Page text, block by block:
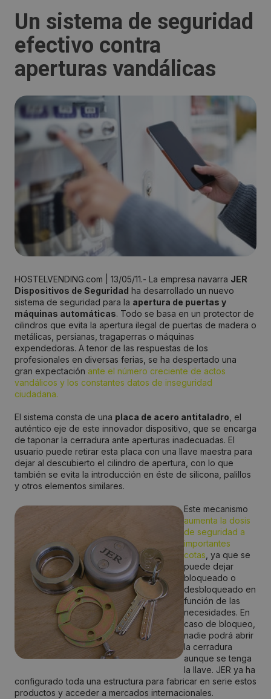
Un sistema de seguridad
efectivo contra
aperturas vandálicas
HOSTELVENDING.com | 13/05/11.- La empresa navarra JER
Dispositivos de Seguridad ha desarrollado un nuevo
sistema de seguridad para la apertura de puertas y
máquinas automáticas. Todo se basa en un protector de
cilindros que evita la apertura ilegal de puertas de madera o
metálicas, persianas, tragaperras o máquinas
expendedoras. A tenor de las respuestas de los
profesionales en diversas ferias, se ha despertado una
gran expectación ante el número creciente de actos
vandálicos y los constantes datos de inseguridad
ciudadana.
El sistema consta de una placa de acero antitaladro , el
auténtico eje de este innovador dispositivo, que se encarga
de taponar la cerradura ante aperturas inadecuadas. El
usuario puede retirar esta placa con una llave maestra para
dejar al descubierto el cilindro de apertura, con lo que
también se evita la introducción en éste de silicona, palillos
y otros elementos similares.
Este mecanismo
aumenta la dosis
de seguridad a
importantes
cotas , ya que se
puede dejar
bloqueado o
desbloqueado en
función de las
necesidades. En
caso de bloqueo,
nadie podrá abrir
la cerradura
aunque se tenga
la llave. JER ya ha
configurado toda una estructura para fabricar en serie estos
productos y acceder a mercados internacionales.